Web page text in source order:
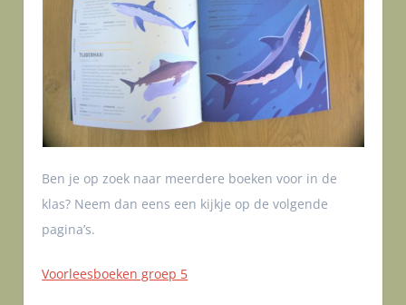
Ben je op zoek naar meerdere boeken voor in de
klas? Neem dan eens een kijkje op de volgende
pagina’s.
Voorleesboeken groep 5